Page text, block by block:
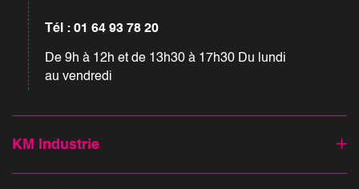
Tél : 01 64 93 78 20
De 9h à 12h et de 13h30 à 17h30 Du lundi
au vendredi
KM Industrie